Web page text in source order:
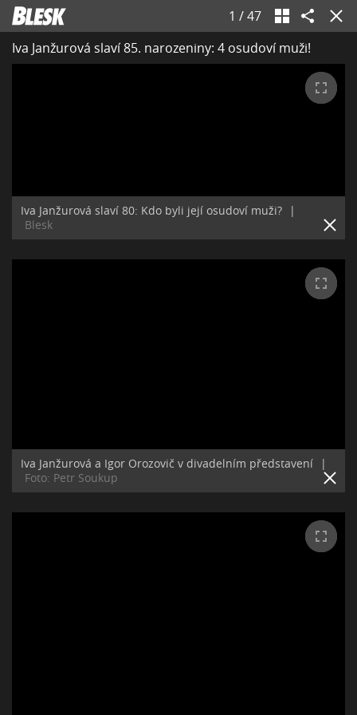
1 /47
Iva Janžurová slaví 85. narozeniny: 4 osudoví muži!
Iva Janžurová slaví 80: Kdo byli její osudoví muži?
|
Blesk
Iva Janžurová a Igor Orozovič v divadelním představení
|
Foto: Petr Soukup